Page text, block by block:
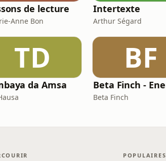
de lecture
Anne Bon
Intertexte
Arthur Ségard
TD
da Amsa
BF
Beta Finch
POPULAIRES